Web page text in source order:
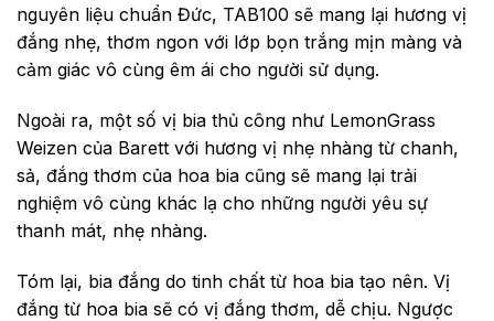
nguyên liệu chuẩn Đức, TAB100 sẽ mang lại hương vị
đắng nhẹ, thơm ngon với lớp bọn trắng mịn màng và
cảm giác vô cùng êm ái cho người sử dụng.
Ngoài ra, một số vị bia thủ công như LemonGrass
Weizen của Barett với hương vị nhẹ nhàng từ chanh,
sả, đắng thơm của hoa bia cũng sẽ mang lại trải
nghiệm vô cùng khác lạ cho những người yêu sự
thanh mát, nhẹ nhàng.
Tóm lại, bia đắng do tinh chất từ hoa bia tạo nên. Vị
đắng từ hoa bia sẽ có vị đắng thơm, dễ chịu. Ngược